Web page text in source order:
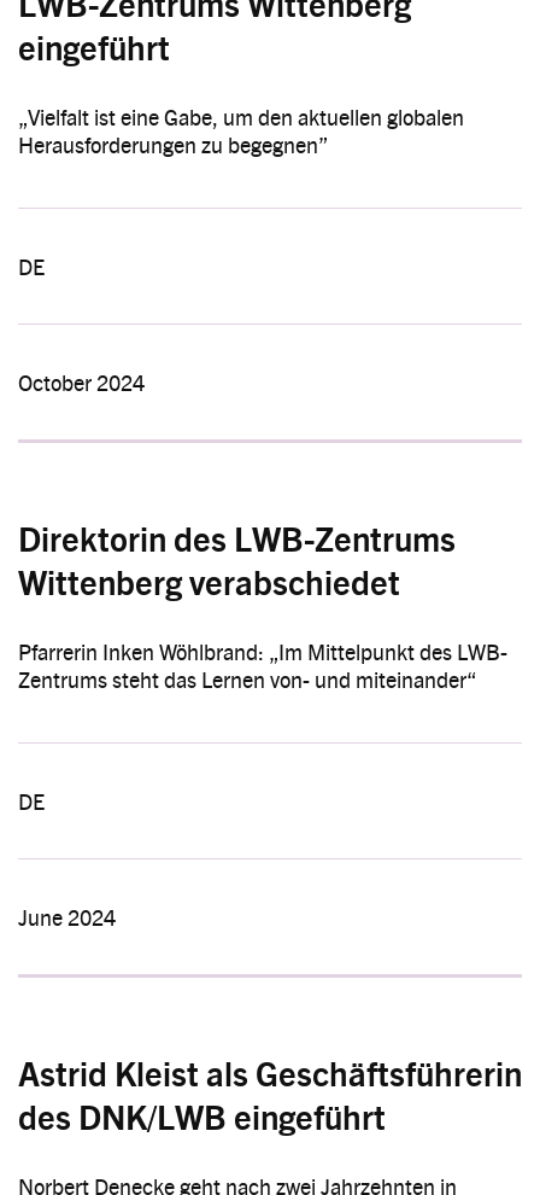
eingeführt
„Vielfalt ist eine Gabe, um den aktuellen globalen
Herausforderungen zu begegnen”
DE
October 2024
Direktorin des LWB-Zentrums
Wittenberg verabschiedet
Pfarrerin Inken Wöhlbrand: „Im Mittelpunkt des LWB-
Zentrums steht das Lernen von- und miteinander“
DE
June 2024
Astrid Kleist als Geschäftsführerin
des DNK/LWB eingeführt
Norbert Denecke geht nach zwei Jahrzehnten in